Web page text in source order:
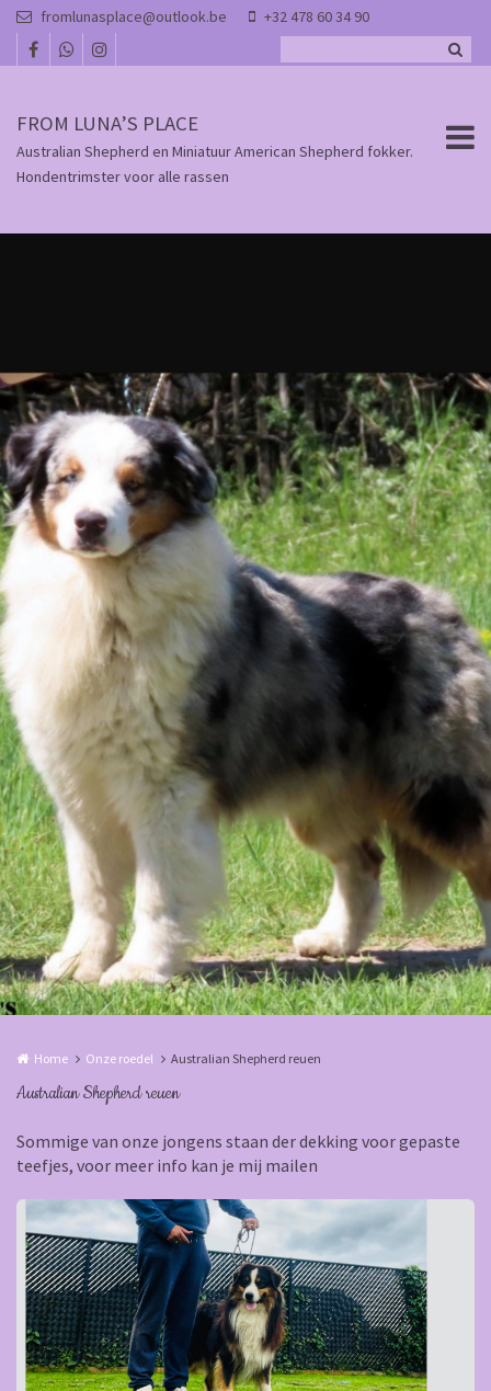
Overslaan en naar de inhoud gaan
fromlunasplace@outlook.be +32 478 60 34 90
FROM LUNA’S PLACE
Australian Shepherd en Miniatuur American Shepherd fokker.
Hondentrimster voor alle rassen
Home Onze roedel Australian Shepherd reuen
Australian Shepherd reuen
Sommige van onze jongens staan der dekking voor gepaste
teefjes, voor meer info kan je mij mailen